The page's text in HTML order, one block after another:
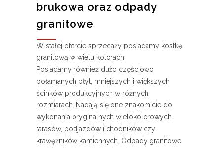
brukowa oraz odpady
granitowe
W stałej ofercie sprzedaży posiadamy kostkę
granitową w wielu kolorach.
Posiadamy również dużo częściowo
połamanych płyt, mniejszych i większych
ścinków produkcyjnych w różnych
rozmiarach. Nadają się one znakomicie do
wykonania oryginalnych wielokolorowych
tarasów, podjazdów i chodników czy
krawężników kamiennych. Odpady granitowe